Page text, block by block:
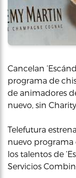
Cancelan
programa de
de animadores
nuevo, sin
Telefutura
nuevo
los talentos de
Servicios